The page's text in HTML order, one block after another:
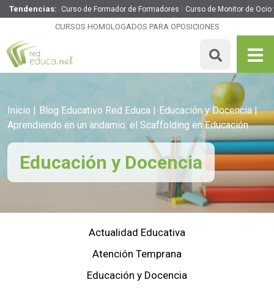
Tendencias: Curso de Formador de Formadores Curso de Monitor de Ocio
CURSOS HOMOLOGADOS PARA OPOSICIONES
Inicio Blog Educativo Red Educa
Educación y Docencia
Aprendiendo en un andamio: el Scaffolding en Educación
Educación y Docencia
Actualidad Educativa
Atención Temprana
Educación y Docencia